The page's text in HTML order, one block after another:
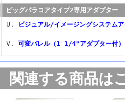
ビッグパラコアタイプ2専用アダプター
U.
ビジュアル/イメージングシステム
V. 可変バレル（1 1/4"アダプター付）
関連する商品は